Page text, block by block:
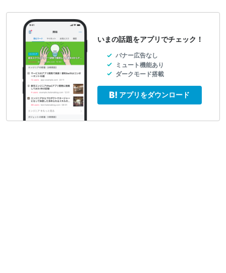
いまの話題をアプリでチェック！
バナー広告なし
ミュート機能あり
ダークモード搭載
アプリをダウンロード